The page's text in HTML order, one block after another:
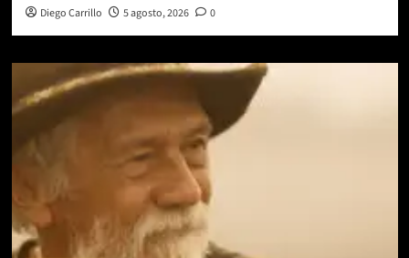
Diego Carrillo 5 agosto, 2026 0